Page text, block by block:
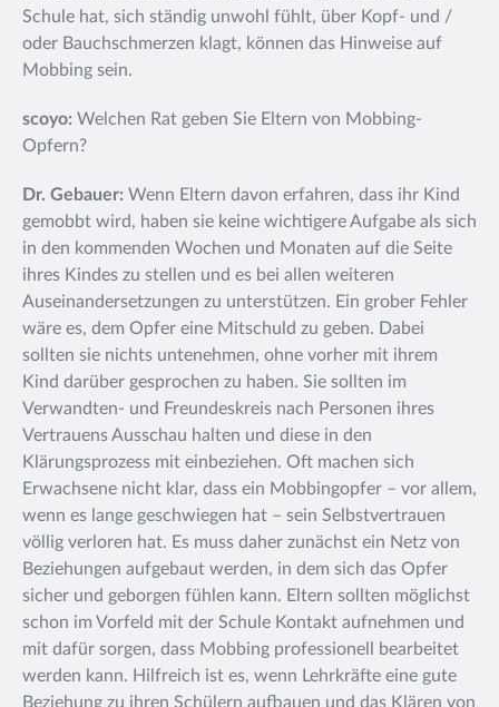
Schule hat, sich ständig unwohl fühlt, über Kopf- und /
oder Bauchschmerzen klagt, können das Hinweise auf
Mobbing sein.
scoyo: Welchen Rat geben Sie Eltern von Mobbing-
Opfern?
Dr. Gebauer: Wenn Eltern davon erfahren, dass ihr Kind
gemobbt wird, haben sie keine wichtigere Aufgabe als sich
in den kommenden Wochen und Monaten auf die Seite
ihres Kindes zu stellen und es bei allen weiteren
Auseinandersetzungen zu unterstützen. Ein grober Fehler
wäre es, dem Opfer eine Mitschuld zu geben. Dabei
sollten sie nichts untenehmen, ohne vorher mit ihrem
Kind darüber gesprochen zu haben. Sie sollten im
Verwandten- und Freundeskreis nach Personen ihres
Vertrauens Ausschau halten und diese in den
Klärungsprozess mit einbeziehen. Oft machen sich
Erwachsene nicht klar, dass ein Mobbingopfer – vor allem,
wenn es lange geschwiegen hat – sein Selbstvertrauen
völlig verloren hat. Es muss daher zunächst ein Netz von
Beziehungen aufgebaut werden, in dem sich das Opfer
sicher und geborgen fühlen kann. Eltern sollten möglichst
schon im Vorfeld mit der Schule Kontakt aufnehmen und
mit dafür sorgen, dass Mobbing professionell bearbeitet
werden kann. Hilfreich ist es, wenn Lehrkräfte eine gute
Beziehung zu ihren Schülern aufbauen und das Klären von